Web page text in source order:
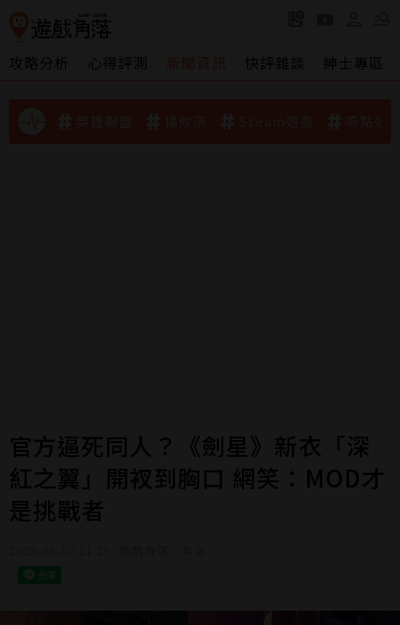
攻略分析 心得評測 快評雜談 紳士專區
官方逼死同人？《劍星》新衣「深
紅之翼」開衩到胸口 網笑：MOD才
是挑戰者